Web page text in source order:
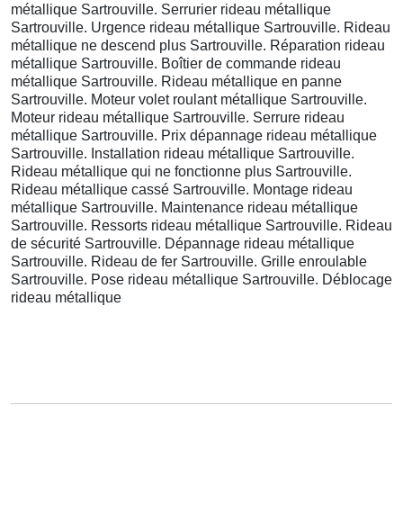
métallique Sartrouville. Serrurier rideau métallique
Sartrouville. Urgence rideau métallique Sartrouville. Rideau
métallique ne descend plus Sartrouville. Réparation rideau
métallique Sartrouville. Boîtier de commande rideau
métallique Sartrouville. Rideau métallique en panne
Sartrouville. Moteur volet roulant métallique Sartrouville.
Moteur rideau métallique Sartrouville. Serrure rideau
métallique Sartrouville. Prix dépannage rideau métallique
Sartrouville. Installation rideau métallique Sartrouville.
Rideau métallique qui ne fonctionne plus Sartrouville.
Rideau métallique cassé Sartrouville. Montage rideau
métallique Sartrouville. Maintenance rideau métallique
Sartrouville. Ressorts rideau métallique Sartrouville. Rideau
de sécurité Sartrouville. Dépannage rideau métallique
Sartrouville. Rideau de fer Sartrouville. Grille enroulable
Sartrouville. Pose rideau métallique Sartrouville. Déblocage
rideau métallique